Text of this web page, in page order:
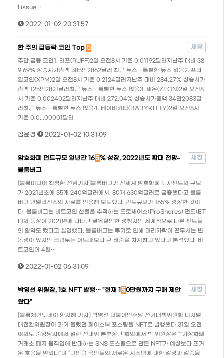
l issue…
2022-01-02 20:31:57
한 주의 급등락 코인 Top 5 새창
주간 급등 코인1. 러프(RUFF)2일 오전8시 기준 0.01192달러지난주 대비 38
9.69% 상승시가총액 385만2862달러 최근 뉴스 - 특별한 뉴스 없음​2. 프라
임코인(XPM)2일 오전8시 기준 0.2124달러지난주 대비 284.27% 상승시가
총액 125만2821달러최근 뉴스 - 특별한 뉴스 없음​3. 제온(ZEON)2일 오전8
시 기준 0.002402달러지난주 대비 272.04% 상승시가총액 34만2083달
러최근 뉴스 - 특별한 뉴스 없음​4. 베이비키티(BABYKITTY)2일 오전8시
기준 0.0...00001달러
김윤경 2022-01-02 10:31:09
암호화폐 펀드규모 일년간 165% 성장, 2022년도 확대 전망–
블룸버그
새창
[블록미디어 최창환 선임기자]블룸버그가 전세계 암호화폐 투자펀드의 규모
가 2021년초에 35개 240억달러에서, 80개 630억달러로 급증했다고 블룸
버그 인텔리전스의 자료를 인용해 보도했다. 펀드규모가 165% 성장한 것이
다. 블룸버그는 비트코인 선물을 추적하는 프로셰어스(ProShares) 펀드(ET
F)의 등장이 2021년에 나타난 괄목할만한 성취지만 세계적으로 다른 펀드들
의 활약도 컸다고 설명했다. 블룸버그는 투기로 인해 머리카락이 곤두서는 변
동성이 있지만 크립토는 어느때보다 큰 비중을 차지하고 있다고 분석했다. 비
트코인이 4월…
2022-01-02 06:31:09
박영선 위원장, 1호 NFT 발행… "현재 1 50만원까지 구매 제안
왔다"
새창
[블록체인투데이 한지혜 기자] 박영선 더불어민주당 선거대책위원회 디지털
대전환위원장이 과거 올렸던 페이스북 포스팅을 NFT로 발행했다.31일 오전
여의도 중앙당사에서 열린 선대위 본부장단 회의에서 박 위원장은 ""가상화폐
거래소 폐지 움직임에 반대하는 SNS 포스팅으로 만든 NFT가 예상보다 뜨거
운 호응을 얻었다"며 "그만큼 국민들의 새로운 시스템에 대한 갈망과 갈증을